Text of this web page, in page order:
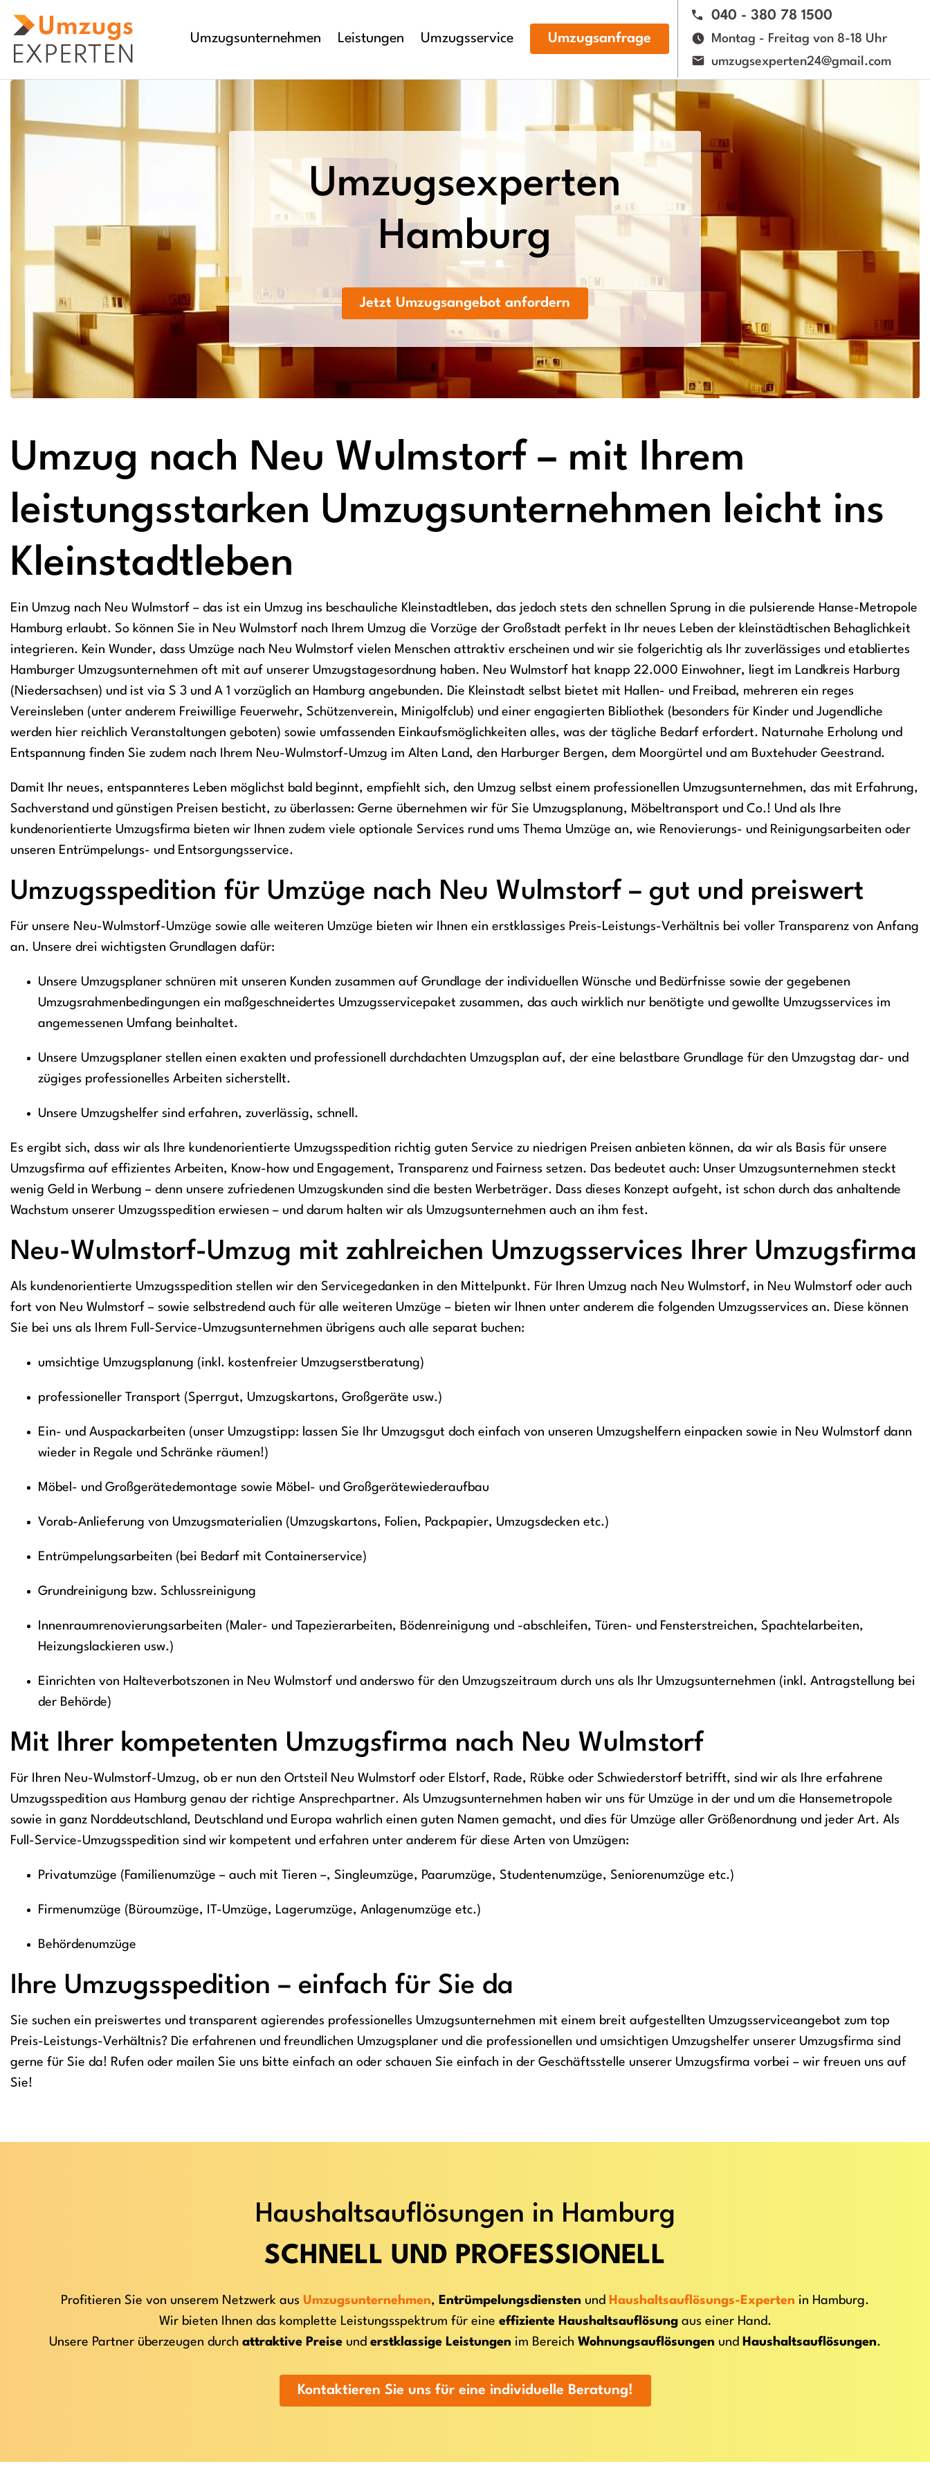
Umzugsunternehmen Leistungen Umzugsservice Umzugsanfrage
040 - 380 78 1500
Montag - Freitag von 8-18 Uhr
umzugsexperten24@gmail.com
Umzugsexperten
Hamburg
Jetzt Umzugsangebot anfordern
Umzug nach Neu Wulmstorf – mit Ihrem
leistungsstarken Umzugsunternehmen leicht ins
Kleinstadtleben
Ein Umzug nach Neu Wulmstorf – das ist ein Umzug ins beschauliche Kleinstadtleben, das jedoch stets den schnellen Sprung in die pulsierende Hanse-Metropole
Hamburg erlaubt. So können Sie in Neu Wulmstorf nach Ihrem Umzug die Vorzüge der Großstadt perfekt in Ihr neues Leben der kleinstädtischen Behaglichkeit
integrieren. Kein Wunder, dass Umzüge nach Neu Wulmstorf vielen Menschen attraktiv erscheinen und wir sie folgerichtig als Ihr zuverlässiges und etabliertes
Hamburger Umzugsunternehmen oft mit auf unserer Umzugstagesordnung haben. Neu Wulmstorf hat knapp 22.000 Einwohner, liegt im Landkreis Harburg
(Niedersachsen) und ist via S 3 und A 1 vorzüglich an Hamburg angebunden. Die Kleinstadt selbst bietet mit Hallen- und Freibad, mehreren ein reges
Vereinsleben (unter anderem Freiwillige Feuerwehr, Schützenverein, Minigolfclub) und einer engagierten Bibliothek (besonders für Kinder und Jugendliche
werden hier reichlich Veranstaltungen geboten) sowie umfassenden Einkaufsmöglichkeiten alles, was der tägliche Bedarf erfordert. Naturnahe Erholung und
Entspannung finden Sie zudem nach Ihrem Neu-Wulmstorf-Umzug im Alten Land, den Harburger Bergen, dem Moorgürtel und am Buxtehuder Geestrand.
Damit Ihr neues, entspannteres Leben möglichst bald beginnt, empfiehlt sich, den Umzug selbst einem professionellen Umzugsunternehmen, das mit Erfahrung,
Sachverstand und günstigen Preisen besticht, zu überlassen: Gerne übernehmen wir für Sie Umzugsplanung, Möbeltransport und Co.! Und als Ihre
kundenorientierte Umzugsfirma bieten wir Ihnen zudem viele optionale Services rund ums Thema Umzüge an, wie Renovierungs- und Reinigungsarbeiten oder
unseren Entrümpelungs- und Entsorgungsservice.
Umzugsspedition für Umzüge nach Neu Wulmstorf – gut und preiswert
Für unsere Neu-Wulmstorf-Umzüge sowie alle weiteren Umzüge bieten wir Ihnen ein erstklassiges Preis-Leistungs-Verhältnis bei voller Transparenz von Anfang
an. Unsere drei wichtigsten Grundlagen dafür:
Unsere Umzugsplaner schnüren mit unseren Kunden zusammen auf Grundlage der individuellen Wünsche und Bedürfnisse sowie der gegebenen
Umzugsrahmenbedingungen ein maßgeschneidertes Umzugsservicepaket zusammen, das auch wirklich nur benötigte und gewollte Umzugsservices im
angemessenen Umfang beinhaltet.
Unsere Umzugsplaner stellen einen exakten und professionell durchdachten Umzugsplan auf, der eine belastbare Grundlage für den Umzugstag dar- und
zügiges professionelles Arbeiten sicherstellt.
Unsere Umzugshelfer sind erfahren, zuverlässig, schnell.
Es ergibt sich, dass wir als Ihre kundenorientierte Umzugsspedition richtig guten Service zu niedrigen Preisen anbieten können, da wir als Basis für unsere
Umzugsfirma auf effizientes Arbeiten, Know-how und Engagement, Transparenz und Fairness setzen. Das bedeutet auch: Unser Umzugsunternehmen steckt
wenig Geld in Werbung – denn unsere zufriedenen Umzugskunden sind die besten Werbeträger. Dass dieses Konzept aufgeht, ist schon durch das anhaltende
Wachstum unserer Umzugsspedition erwiesen – und darum halten wir als Umzugsunternehmen auch an ihm fest.
Neu-Wulmstorf-Umzug mit zahlreichen Umzugsservices Ihrer Umzugsfirma
Als kundenorientierte Umzugsspedition stellen wir den Servicegedanken in den Mittelpunkt. Für Ihren Umzug nach Neu Wulmstorf, in Neu Wulmstorf oder auch
fort von Neu Wulmstorf – sowie selbstredend auch für alle weiteren Umzüge – bieten wir Ihnen unter anderem die folgenden Umzugsservices an. Diese können
Sie bei uns als Ihrem Full-Service-Umzugsunternehmen übrigens auch alle separat buchen:
umsichtige Umzugsplanung (inkl. kostenfreier Umzugserstberatung)
professioneller Transport (Sperrgut, Umzugskartons, Großgeräte usw.)
Ein- und Auspackarbeiten (unser Umzugstipp: lassen Sie Ihr Umzugsgut doch einfach von unseren Umzugshelfern einpacken sowie in Neu Wulmstorf dann
wieder in Regale und Schränke räumen!)
Möbel- und Großgerätedemontage sowie Möbel- und Großgerätewiederaufbau
Vorab-Anlieferung von Umzugsmaterialien (Umzugskartons, Folien, Packpapier, Umzugsdecken etc.)
Entrümpelungsarbeiten (bei Bedarf mit Containerservice)
Grundreinigung bzw. Schlussreinigung
Innenraumrenovierungsarbeiten (Maler- und Tapezierarbeiten, Bödenreinigung und -abschleifen, Türen- und Fensterstreichen, Spachtelarbeiten,
Heizungslackieren usw.)
Einrichten von Halteverbotszonen in Neu Wulmstorf und anderswo für den Umzugszeitraum durch uns als Ihr Umzugsunternehmen (inkl. Antragstellung bei
der Behörde)
Mit Ihrer kompetenten Umzugsfirma nach Neu Wulmstorf
Für Ihren Neu-Wulmstorf-Umzug, ob er nun den Ortsteil Neu Wulmstorf oder Elstorf, Rade, Rübke oder Schwiederstorf betrifft, sind wir als Ihre erfahrene
Umzugsspedition aus Hamburg genau der richtige Ansprechpartner. Als Umzugsunternehmen haben wir uns für Umzüge in der und um die Hansemetropole
sowie in ganz Norddeutschland, Deutschland und Europa wahrlich einen guten Namen gemacht, und dies für Umzüge aller Größenordnung und jeder Art. Als
Full-Service-Umzugsspedition sind wir kompetent und erfahren unter anderem für diese Arten von Umzügen:
Privatumzüge (Familienumzüge – auch mit Tieren –, Singleumzüge, Paarumzüge, Studentenumzüge, Seniorenumzüge etc.)
Firmenumzüge (Büroumzüge, IT-Umzüge, Lagerumzüge, Anlagenumzüge etc.)
Behördenumzüge
Ihre Umzugsspedition – einfach für Sie da
Sie suchen ein preiswertes und transparent agierendes professionelles Umzugsunternehmen mit einem breit aufgestellten Umzugsserviceangebot zum top
Preis-Leistungs-Verhältnis? Die erfahrenen und freundlichen Umzugsplaner und die professionellen und umsichtigen Umzugshelfer unserer Umzugsfirma sind
gerne für Sie da! Rufen oder mailen Sie uns bitte einfach an oder schauen Sie einfach in der Geschäftsstelle unserer Umzugsfirma vorbei – wir freuen uns auf
Sie!
Haushaltsauflösungen in Hamburg
SCHNELL UND PROFESSIONELL
Profitieren Sie von unserem Netzwerk aus Umzugsunternehmen, Entrümpelungsdiensten und Haushaltsauflösungs-Experten in Hamburg.
Wir bieten Ihnen das komplette Leistungsspektrum für eine effiziente Haushaltsauflösungaus einer Hand.
Unsere Partner überzeugen durch attraktive Preise und erstklassige Leistungen im Bereich Wohnungsauflösungen und Haushaltsauflösungen.
Kontaktieren Sie uns für eine individuelle Beratung!